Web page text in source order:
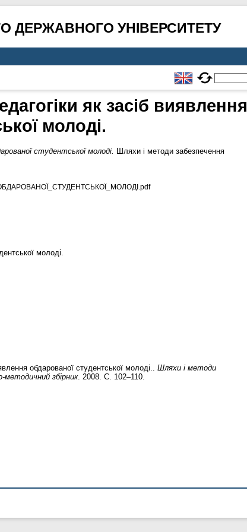
ДЕРЖАВНОГО УНІВЕРСИТЕТУ
як засіб виявлення
молоді.
студентської молоді. Шляхи і методи забезпечення
молоді.
обдарованої студентської молоді.. Шляхи і методи
методичний збірник. 2008. С. 102–110.